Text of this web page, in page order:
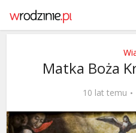
Matka Boża
10 lat temu